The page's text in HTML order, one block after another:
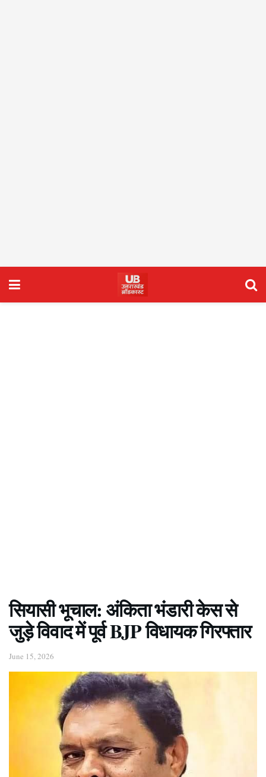
सियासी भूचाल: अंकिता भंडारी केस से
जुड़े विवाद में पूर्व BJP विधायक गिरफ्तार
June 15, 2026